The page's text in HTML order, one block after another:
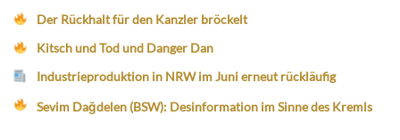
Der Rückhalt für den Kanzler bröckelt
Kitsch und Tod und Danger Dan
Industrieproduktion in NRW im Juni erneut rückläufig
Sevim Dağdelen (BSW): Desinformation im Sinne des Kremls